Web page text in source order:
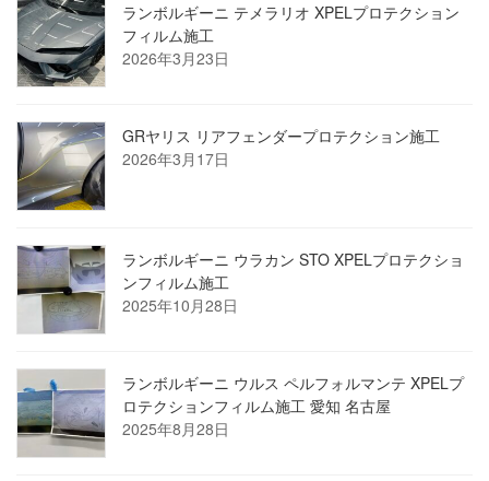
ランボルギーニ テメラリオ XPELプロテクション
フィルム施工
2026年3月23日
GRヤリス リアフェンダープロテクション施工
2026年3月17日
ランボルギーニ ウラカン STO XPELプロテクショ
ンフィルム施工
2025年10月28日
ランボルギーニ ウルス ペルフォルマンテ XPELプ
ロテクションフィルム施工 愛知 名古屋
2025年8月28日